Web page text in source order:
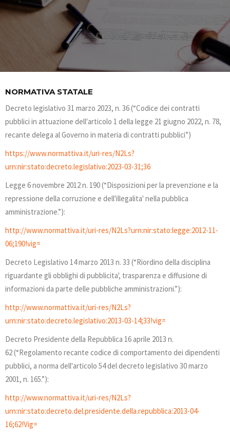
NORMATIVA STATALE
Decreto legislativo 31 marzo 2023, n. 36 (“Codice dei contratti
pubblici in attuazione dell'articolo 1 della legge 21 giugno 2022, n. 78,
recante delega al Governo in materia di contratti pubblici”)
https://www.normattiva.it/uri-res/N2Ls?
urn:nir:stato:decreto.legislativo:2023-03-31;36
Legge 6 novembre 2012 n. 190 (“Disposizioni per la prevenzione e la
repressione della corruzione e dell'illegalita' nella pubblica
amministrazione.”):
http://www.normattiva.it/uri-res/N2Ls?urn:nir:stato:legge:2012-11-
06;190!vig=
Decreto Legislativo 14 marzo 2013 n. 33 (“Riordino della disciplina
riguardante gli obblighi di pubblicita', trasparenza e diffusione di
informazioni da parte delle pubbliche amministrazioni.”):
http://www.normattiva.it/uri-res/N2Ls?
urn:nir:stato:decreto.legislativo:2013-03-14;33!vig=
Decreto Presidente della Repubblica 16 aprile 2013 n.
62 (“Regolamento recante codice di comportamento dei dipendenti
pubblici, a norma dell'articolo 54 del decreto legislativo 30 marzo
2001, n. 165.”):
http://www.normattiva.it/uri-res/N2Ls?
urn:nir:stato:decreto.del.presidente.della.repubblica:2013-04-
16;62!Vig=